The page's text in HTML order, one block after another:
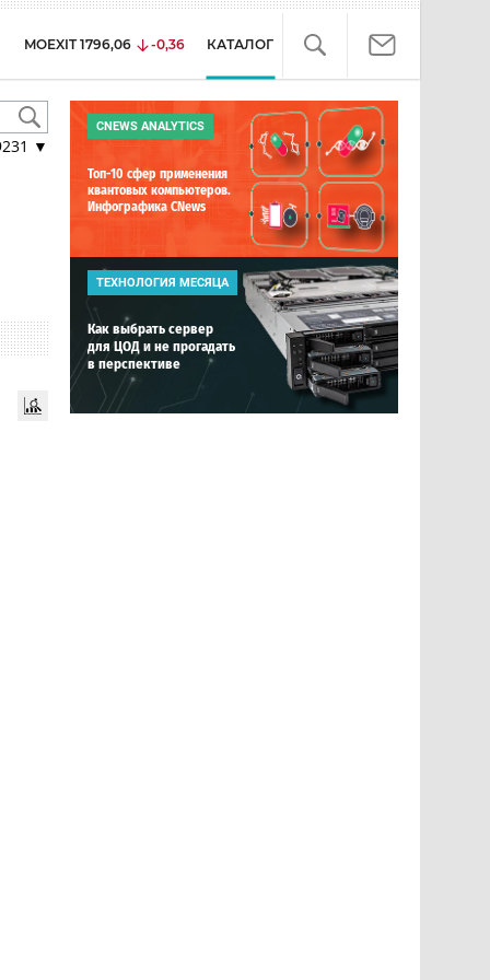
MOEXIT 1796,06 -0,36 КАТАЛОГ
▼
CNEWS ANALYTICS
Топ-10 сфер применения
квантовых компьютеров.
Инфографика CNews
ТЕХНОЛОГИЯ МЕСЯЦА
Как выбрать сервер
для ЦОД и не прогадать
в перспективе